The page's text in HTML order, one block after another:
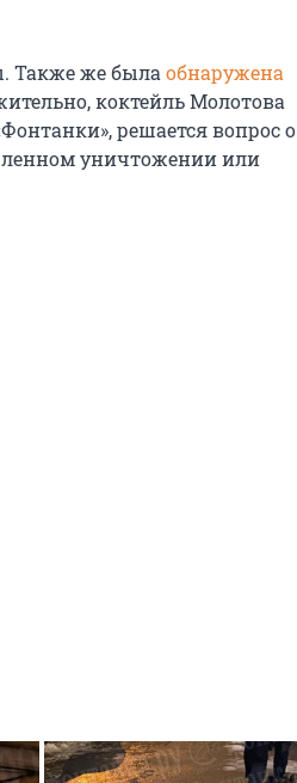
Также же была обнаружена
коктейль Молотова
решается вопрос о
уничтожении или